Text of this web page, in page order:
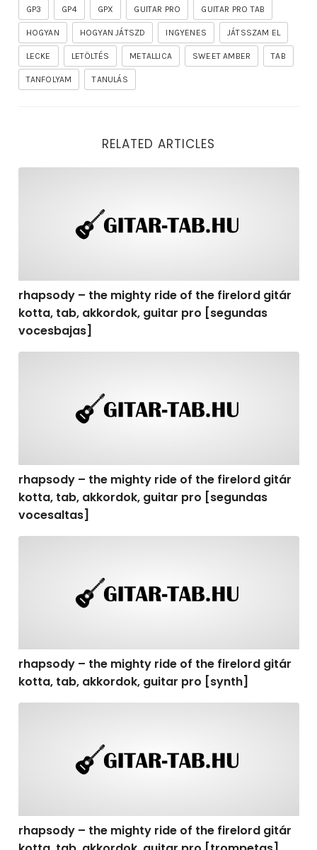
GP3 GP4 GPX GUITAR PRO GUITAR PRO TAB
HOGYAN HOGYAN JÁTSZD INGYENES JÁTSSZAM EL
LECKE LETÖLTÉS METALLICA SWEET AMBER TAB
TANFOLYAM TANULÁS
RELATED ARTICLES
rhapsody – the mighty ride of the firelord gitár
kotta, tab, akkordok, guitar pro [segundas
vocesbajas]
rhapsody – the mighty ride of the firelord gitár
kotta, tab, akkordok, guitar pro [segundas
vocesaltas]
rhapsody – the mighty ride of the firelord gitár
kotta, tab, akkordok, guitar pro [synth]
rhapsody – the mighty ride of the firelord gitár